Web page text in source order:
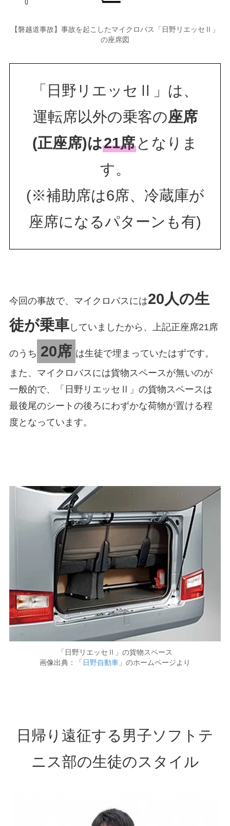
【磐越道事故】事故を起こしたマイクロバス「日野リエッセⅡ」
の座席図
「日野リエッセⅡ」は、
運転席以外の乗客の座席
(正座席)は21席 となりま
す。
(※補助席は6席、冷蔵庫が
座席になるパターンも有)
今回の事故で、マイクロバスには20人の生
徒が乗車していましたから、上記正座席21席
のうち 20席 は生徒で埋まっていたはずです。
また、マイクロバスには貨物スペースが無いのが
一般的で、「日野リエッセⅡ」の貨物スペースは
最後尾のシートの後ろにわずかな荷物が置ける程
度となっています。
「日野リエッセⅡ」の貨物スペース
画像出典：「日野自動車 」のホームページより
日帰り遠征する男子ソフトテ
ニス部の生徒のスタイル